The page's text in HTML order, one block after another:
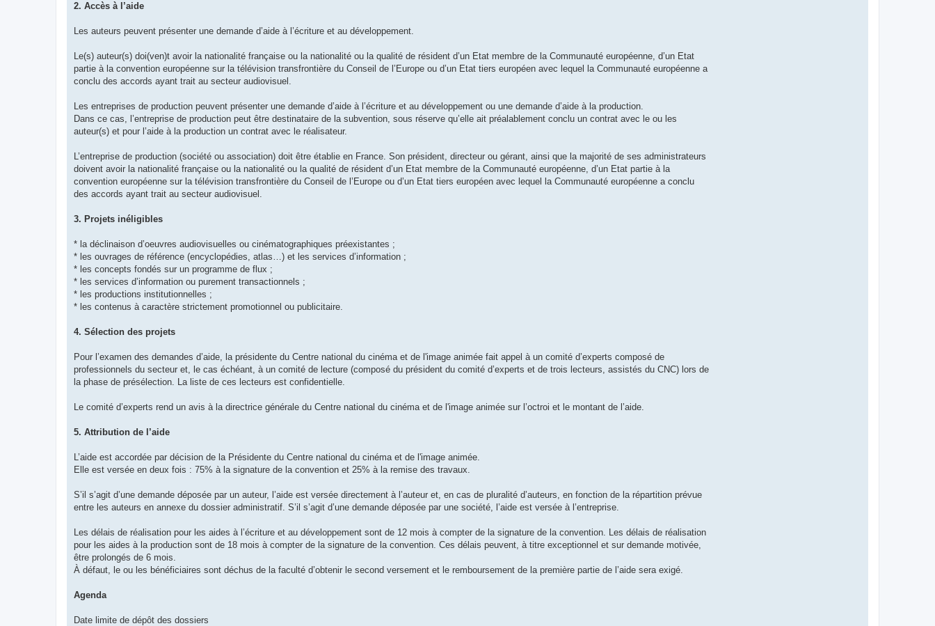
2. Accès à l’aide
Les auteurs peuvent présenter une demande d’aide à l’écriture et au développement.
Le(s) auteur(s) doi(ven)t avoir la nationalité française ou la nationalité ou la qualité de résident d’un Etat membre de la Communauté européenne, d’un Etat
partie à la convention européenne sur la télévision transfrontière du Conseil de l’Europe ou d’un Etat tiers européen avec lequel la Communauté européenne a
conclu des accords ayant trait au secteur audiovisuel.
Les entreprises de production peuvent présenter une demande d’aide à l’écriture et au développement ou une demande d’aide à la production.
Dans ce cas, l’entreprise de production peut être destinataire de la subvention, sous réserve qu’elle ait préalablement conclu un contrat avec le ou les
auteur(s) et pour l’aide à la production un contrat avec le réalisateur.
L’entreprise de production (société ou association) doit être établie en France. Son président, directeur ou gérant, ainsi que la majorité de ses administrateurs
doivent avoir la nationalité française ou la nationalité ou la qualité de résident d’un Etat membre de la Communauté européenne, d’un Etat partie à la
convention européenne sur la télévision transfrontière du Conseil de l’Europe ou d’un Etat tiers européen avec lequel la Communauté européenne a conclu
des accords ayant trait au secteur audiovisuel.
3. Projets inéligibles
* la déclinaison d’oeuvres audiovisuelles ou cinématographiques préexistantes ;
* les ouvrages de référence (encyclopédies, atlas…) et les services d’information ;
* les concepts fondés sur un programme de flux ;
* les services d’information ou purement transactionnels ;
* les productions institutionnelles ;
* les contenus à caractère strictement promotionnel ou publicitaire.
4. Sélection des projets
Pour l’examen des demandes d’aide, la présidente du Centre national du cinéma et de l'image animée fait appel à un comité d’experts composé de
professionnels du secteur et, le cas échéant, à un comité de lecture (composé du président du comité d’experts et de trois lecteurs, assistés du CNC) lors de
la phase de présélection. La liste de ces lecteurs est confidentielle.
Le comité d’experts rend un avis à la directrice générale du Centre national du cinéma et de l'image animée sur l’octroi et le montant de l’aide.
5. Attribution de l’aide
L’aide est accordée par décision de la Présidente du Centre national du cinéma et de l'image animée.
Elle est versée en deux fois : 75% à la signature de la convention et 25% à la remise des travaux.
S’il s’agit d’une demande déposée par un auteur, l’aide est versée directement à l’auteur et, en cas de pluralité d’auteurs, en fonction de la répartition prévue
entre les auteurs en annexe du dossier administratif. S’il s’agit d’une demande déposée par une société, l’aide est versée à l’entreprise.
Les délais de réalisation pour les aides à l’écriture et au développement sont de 12 mois à compter de la signature de la convention. Les délais de réalisation
pour les aides à la production sont de 18 mois à compter de la signature de la convention. Ces délais peuvent, à titre exceptionnel et sur demande motivée,
être prolongés de 6 mois.
À défaut, le ou les bénéficiaires sont déchus de la faculté d’obtenir le second versement et le remboursement de la première partie de l’aide sera exigé.
Agenda
Date limite de dépôt des dossiers